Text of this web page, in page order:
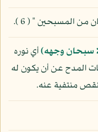
من المسبحين " ( 6 ).
سبحان وجهه)أي نوره
المدح عن أن يكون له
منتفية عنه.